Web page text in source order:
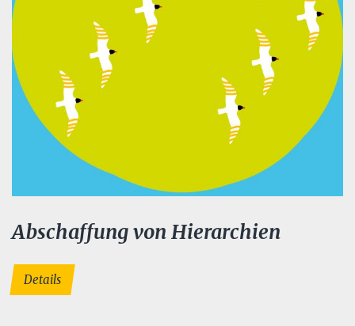
Abschaffung von Hierarchien
Details